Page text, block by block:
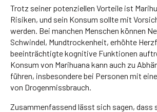
Trotz seiner potenziellen Vorteile ist
Risiken, und sein Konsum sollte mit
werden. Bei manchen Menschen können
Schwindel, Mundtrockenheit, erhöhte
beeinträchtigte kognitive Funktionen
Konsum von Marihuana kann auch zu
führen, insbesondere bei Personen mit
von Drogenmissbrauch.
Zusammenfassend lässt sich sagen, dass